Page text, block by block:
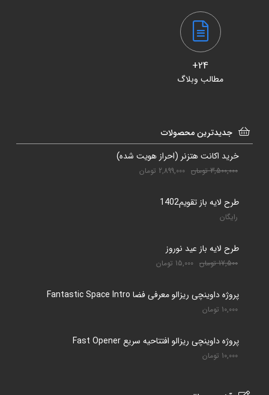
24+
مطالب وبلاگ
جدیدترین محصولات
خرید اکانت هتزنر (احراز هویت شده)
3,500,000 تومان 2,899,000 تومان
طرح لایه باز تقویم1402
رایگان
طرح لایه باز عید نوروز
17,500 تومان 15,000 تومان
پروژه داوینچی ریزالو معرفی فضا Fantastic Space Intro
10,000 تومان
پروژه داوینچی ریزالو افتتاحیه سریع Fast Opener
10,000 تومان